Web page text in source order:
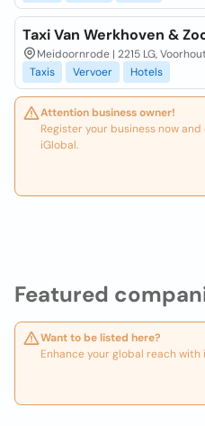
Featured
Want to be listed here?
Enhance your global reach with
Taxi Van Werkhoven &
Meidoornrode | 2215 LG,
Taxis
Vervoer Hotels
Attention business owner!
Register your business now
iGlobal.